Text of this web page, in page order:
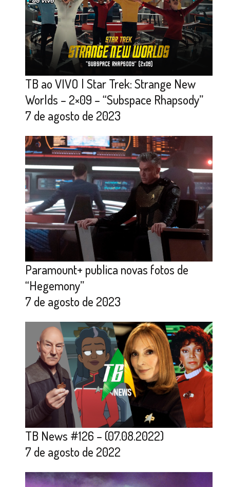
TB ao VIVO | Star Trek: Strange New
Worlds – 2×09 – “Subspace Rhapsody”
7 de agosto de 2023
Paramount+ publica novas fotos de
“Hegemony”
7 de agosto de 2023
TB News #126 – (07.08.2022)
7 de agosto de 2022